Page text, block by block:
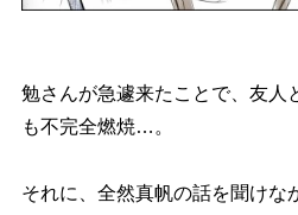
勉さんが急遽来たことで、友人
も不完全燃焼…。
それに、全然真帆の話を聞けな